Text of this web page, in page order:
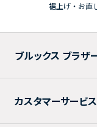
裾上げ・お直
ブルックス ブラザ
カスタマーサービス